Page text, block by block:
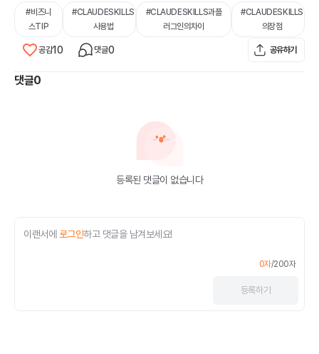
#비즈니
스TIP
#CLAUDESKILLS
사용법
#CLAUDESKILLS과플
러그인의차이
#CLAUDESKILLS
의장점
공감10 댓글0 공유하기
댓글0
등록된 댓글이 없습니다
이랜서에 로그인하고 댓글을 남겨보세요!
0자/200자
등록하기